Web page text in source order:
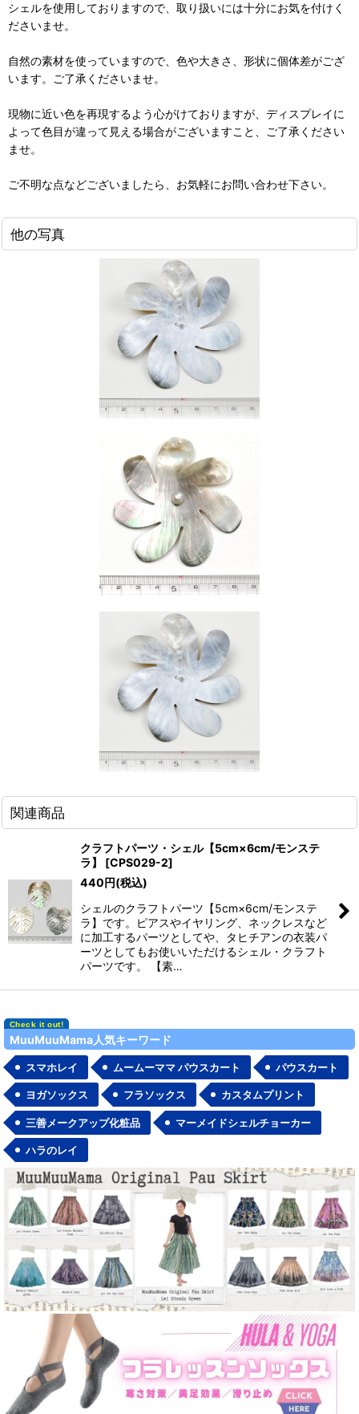
シェルを使用しておりますので、取り扱いには十分にお気を付けく
ださいませ。
自然の素材を使っていますので、色や大きさ、形状に個体差がござ
います。ご了承くださいませ。
現物に近い色を再現するよう心がけておりますが、ディスプレイに
よって色目が違って見える場合がございますこと、ご了承ください
ませ。
ご不明な点などございましたら、お気軽にお問い合わせ下さい。
他の写真
関連商品
クラフトパーツ・シェル【5cm×6cm/モンステ
ラ】
[CPS029-2]
440円(税込)
シェルのクラフトパーツ【5cm×6cm/モンステ
ラ】です。ピアスやイヤリング、ネックレスなど
に加工するパーツとしてや、タヒチアンの衣装パ
ーツとしてもお使いいただけるシェル・クラフト
パーツです。 【素…
MuuMuuMama人気キーワード
スマホレイ ムームーママ パウスカート パウスカート
ヨガソックス フラソックス カスタムプリント
三善メークアップ化粧品 マーメイドシェルチョーカー
ハラのレイ